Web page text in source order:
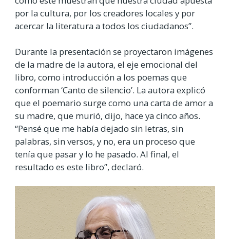
por la cultura, por los creadores locales y por
acercar la literatura a todos los ciudadanos”.
Durante la presentación se proyectaron imágenes
de la madre de la autora, el eje emocional del
libro, como introducción a los poemas que
conforman ‘Canto de silencio’. La autora explicó
que el poemario surge como una carta de amor a
su madre, que murió, dijo, hace ya cinco años.
“Pensé que me había dejado sin letras, sin
palabras, sin versos, y no, era un proceso que
tenía que pasar y lo he pasado. Al final, el
resultado es este libro”, declaró.